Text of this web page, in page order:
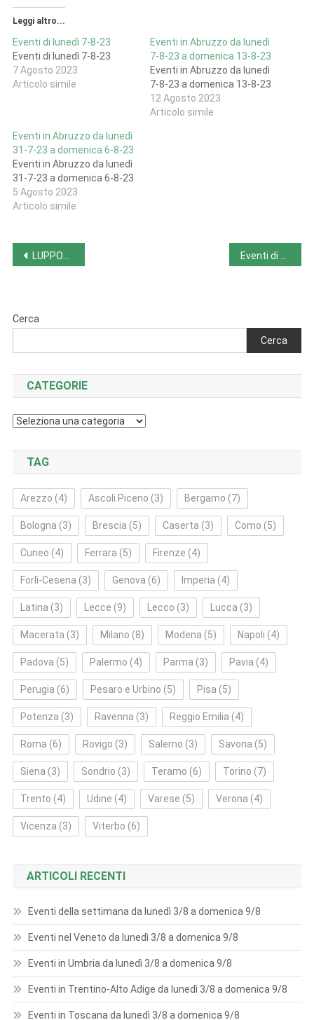
Leggi altro...
Eventi di lunedì 7-8-23
Eventi di lunedì 7-8-23
7 Agosto 2023
Articolo simile
Eventi in Abruzzo da lunedì
7-8-23 a domenica 13-8-23
Eventi in Abruzzo da lunedì
7-8-23 a domenica 13-8-23
12 Agosto 2023
Articolo simile
Eventi in Abruzzo da lunedì
31-7-23 a domenica 6-8-23
Eventi in Abruzzo da lunedì
31-7-23 a domenica 6-8-23
5 Agosto 2023
Articolo simile
Navigazione
LUPPOLETI APERTI (27 agosto in tutta Italia)
Cerca
Cerca
CATEGORIE
Categorie
TAG
Arezzo (4) Ascoli Piceno (3) Bergamo (7)
Bologna (3) Brescia (5) Caserta (3) Como (5)
Cuneo (4) Ferrara (5) Firenze (4)
Forlì‑Cesena (3) Genova (6) Imperia (4)
Latina (3) Lecce (9) Lecco (3) Lucca (3)
Macerata (3) Milano (8) Modena (5) Napoli (4)
Padova (5) Palermo (4) Parma (3) Pavia (4)
Perugia (6) Pesaro e Urbino (5) Pisa (5)
Potenza (3) Ravenna (3) Reggio Emilia (4)
Roma (6) Rovigo (3) Salerno (3) Savona (5)
Siena (3) Sondrio (3) Teramo (6) Torino (7)
Trento (4) Udine (4) Varese (5) Verona (4)
Vicenza (3) Viterbo (6)
ARTICOLI RECENTI
Eventi della settimana da lunedì 3/8 a domenica 9/8
Eventi nel Veneto da lunedì 3/8 a domenica 9/8
Eventi in Umbria da lunedì 3/8 a domenica 9/8
Eventi in Trentino-Alto Adige da lunedì 3/8 a domenica 9/8
Eventi in Toscana da lunedì 3/8 a domenica 9/8